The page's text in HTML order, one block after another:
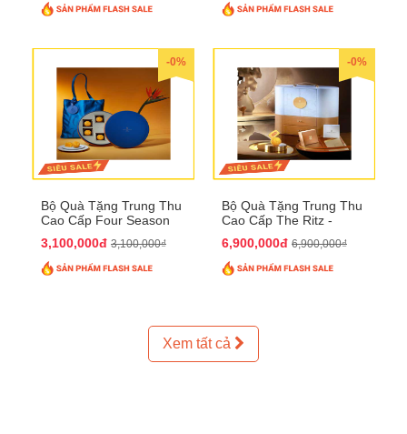
-0%
Bộ Quà Tặng Trung Thu
Cao Cấp Four Season
3,100,000đ 3,100,000₫
-0%
Bộ Quà Tặng Trung Thu
Cao Cấp The Ritz -
6,900,000đ 6,900,000₫
Xem tất cả